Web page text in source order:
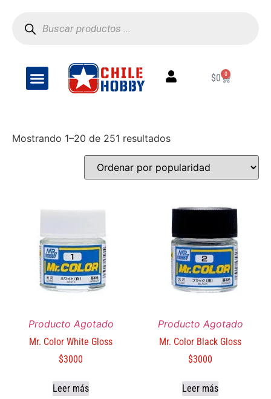
$0 0
Mostrando 1–20 de 251 resultados
Producto Agotado
Mr. Color White Gloss
$3000
Leer más
Producto Agotado
Mr. Color Black Gloss
$3000
Leer más